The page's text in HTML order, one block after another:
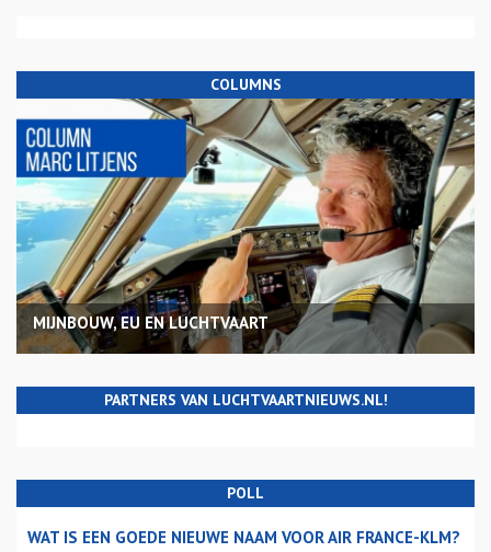
COLUMNS
MIJNBOUW, EU EN LUCHTVAART
PARTNERS VAN LUCHTVAARTNIEUWS.NL!
POLL
WAT IS EEN GOEDE NIEUWE NAAM VOOR AIR FRANCE-KLM?